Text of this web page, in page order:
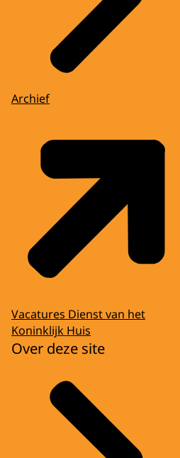
Archief
Vacatures Dienst van het
Koninklijk Huis
Over deze site